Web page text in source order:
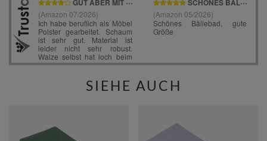
SIEHE AUCH